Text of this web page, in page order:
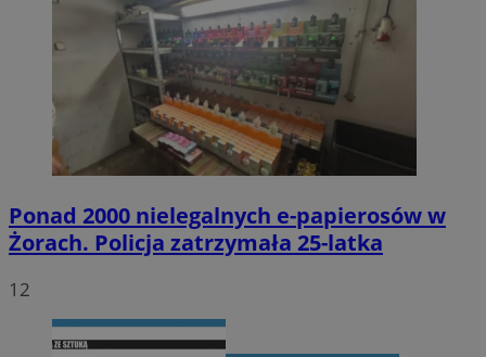
Ponad 2000 nielegalnych e-papierosów w
Żorach. Policja zatrzymała 25-latka
12